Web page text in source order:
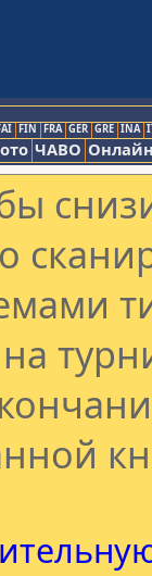
FIN FRA GER GRE INA
ЧАВО